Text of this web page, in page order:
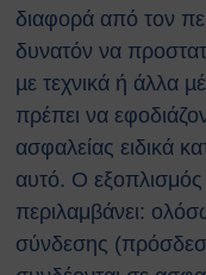
διαφορά από τον
δυνατόν να
µε τεχνικά ή άλλα
πρέπει να
ασφαλείας ειδικά
αυτό. Ο
περιλαμβάνει:
σύνδεσης